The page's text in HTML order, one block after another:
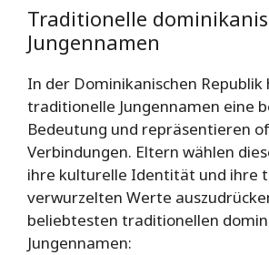
Traditionelle
Jungennamen
In der Dominikanischen Republik
traditionelle Jungennamen eine
Bedeutung und repräsentieren
Verbindungen. Eltern wählen
ihre kulturelle Identität und ihre
verwurzelten Werte
beliebtesten traditionellen
Jungennamen: